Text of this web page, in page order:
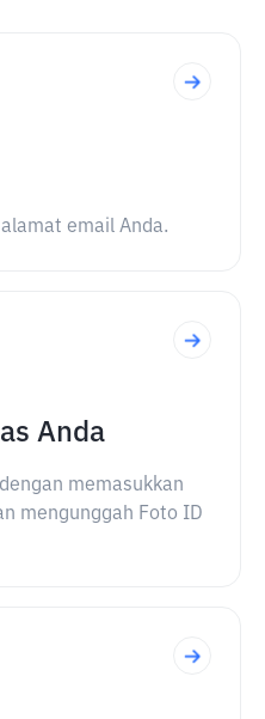
email Anda.
Anda
memasukkan
mengunggah Foto ID